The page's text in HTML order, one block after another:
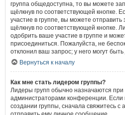
группа общедоступна, то вы можете
щёлкнув по соответствующей кнопке.
участие в группе, вы можете отправить
щёлкнув по соответствующей кнопке.
одобрить ваше участие в группе и
присоединиться. Пожалуйста, не
отклонил ваш запрос; у него могут
Вернуться к началу
Как мне стать лидером группы?
Лидеры групп обычно назначаются при
администраторами конференции. Если
создании группы, сначала свяжитесь